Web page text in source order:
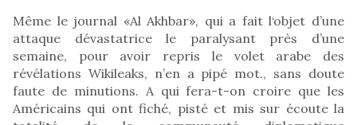
Même le journal «Al Akhbar», qui a fait l‘objet d’une
attaque dévastatrice le paralysant près d’une
semaine, pour avoir repris le volet arabe des
révélations Wikileaks, n’en a pipé mot., sans doute
faute de minutions. A qui fera-t-on croire que les
Américains qui ont fiché, pisté et mis sur écoute la